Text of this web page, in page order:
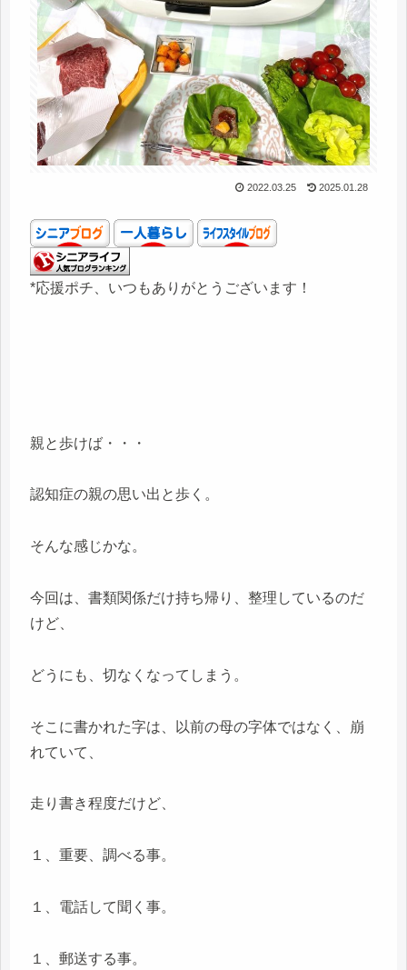
2022.03.25 2025.01.28
*応援ポチ、いつもありがとうございます！
親と歩けば・・・
認知症の親の思い出と歩く。
そんな感じかな。
今回は、書類関係だけ持ち帰り、整理しているのだ
けど、
どうにも、切なくなってしまう。
そこに書かれた字は、以前の母の字体ではなく、崩
れていて、
走り書き程度だけど、
１、重要、調べる事。
１、電話して聞く事。
１、郵送する事。